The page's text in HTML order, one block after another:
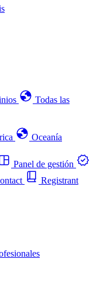
Todas las
Oceanía
Panel de gestión
Registrant